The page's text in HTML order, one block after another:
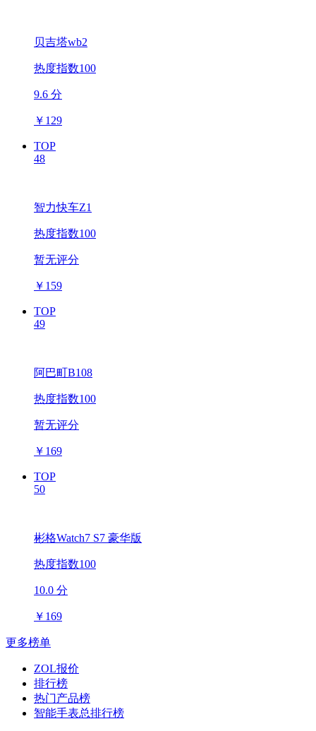
贝吉塔wb2
热度指数100
9.6 分
￥ 129
TOP
48
智力快车Z1
热度指数100
暂无评分
￥ 159
TOP
49
阿巴町B108
热度指数100
暂无评分
￥ 169
TOP
50
彬格Watch7 S7 豪华版
热度指数100
10.0 分
￥ 169
更多榜单
ZOL报价
排行榜
热门产品榜
智能手表总排行榜